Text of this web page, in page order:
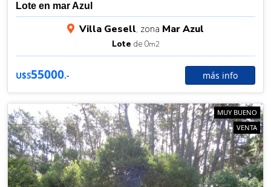
Lote en mar Azul
Villa Gesell, zona Mar Azul
Lote de 0m2
U$S55000.- más info
MUY BUENO
VENTA